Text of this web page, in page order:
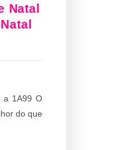
Natal
a 1A99 O
do que